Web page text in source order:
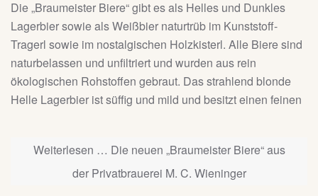
Die „Braumeister Biere“ gibt es als Helles und Dunkles
Lagerbier sowie als Weißbier naturtrüb im Kunststoff-
Tragerl sowie im nostalgischen Holzkisterl. Alle Biere sind
naturbelassen und unfiltriert und wurden aus rein
ökologischen Rohstoffen gebraut. Das strahlend blonde
Helle Lagerbier ist süffig und mild und besitzt einen feinen
Weiterlesen … Die neuen „Braumeister Biere“ aus
der Privatbrauerei M. C. Wieninger